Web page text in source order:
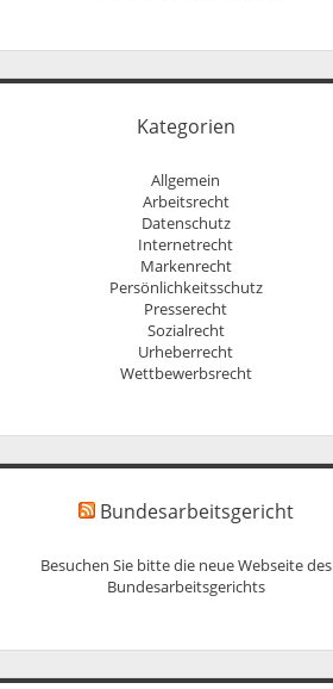
Kategorien
Allgemein
Arbeitsrecht
Datenschutz
Internetrecht
Markenrecht
Persönlichkeitsschutz
Presserecht
Sozialrecht
Urheberrecht
Wettbewerbsrecht
Bundesarbeitsgericht
Besuchen Sie bitte die neue Webseite des
Bundesarbeitsgerichts